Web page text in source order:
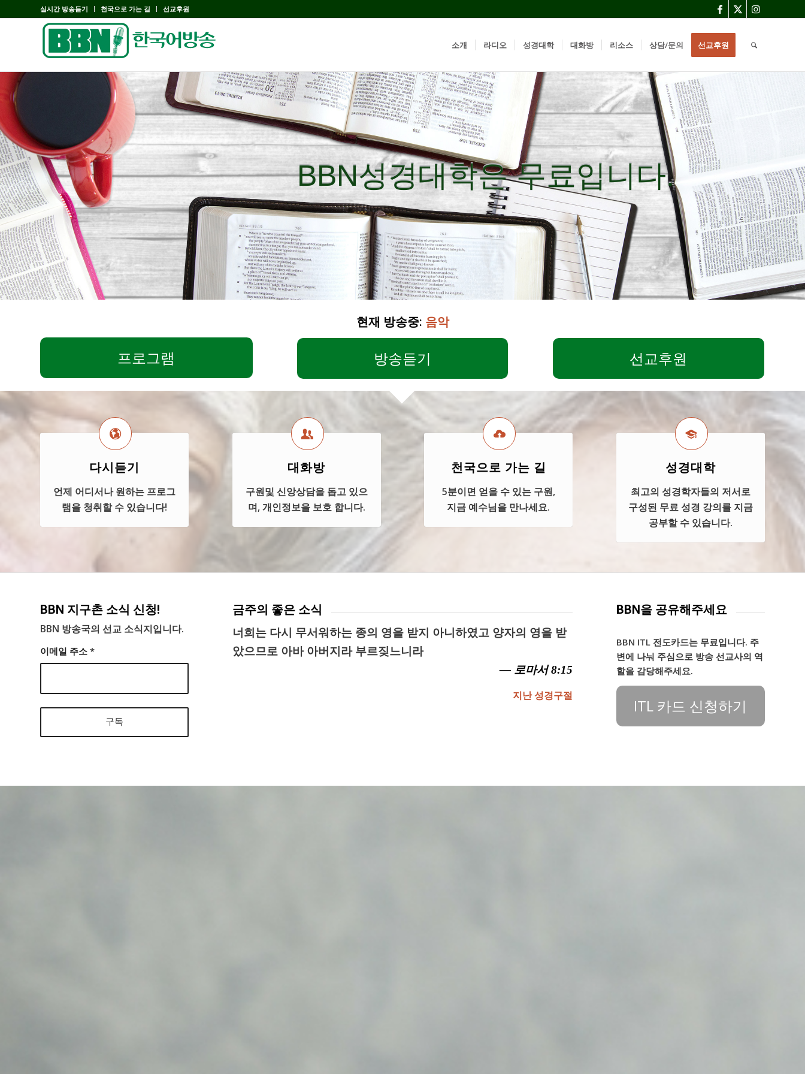
실시간 방송듣기 천국으로 가는 길 선교후원
소개 라디오 성경대학 대화방 리소스 상담/문의 선교후원
BBN성경대학은 무료입니다.
BBN성경대학은 무료입니다.
현재 방송중: 음악
프로그램 방송듣기 선교후원
다시듣기
언제 어디서나 원하는 프로그
램을 청취할 수 있습니다!
대화방
구원및 신앙상담을 돕고 있으
며, 개인정보을 보호 합니다.
천국으로 가는 길
5분이면 얻을 수 있는 구원,
지금 예수님을 만나세요.
성경대학
최고의 성경학자들의 저서로
구성된 무료 성경 강의를 지금
공부할 수 있습니다.
BBN 지구촌 소식 신청!
BBN 방송국의 선교 소식지입니다.
이메일 주소 *
금주의 좋은 소식
너희는 다시 무서워하는 종의 영을 받지 아니하였고 양자의 영을 받
았으므로 아바 아버지라 부르짖느니라
— 로마서 8:15
지난 성경구절
BBN을 공유해주세요
BBN ITL 전도카드는 무료입니다. 주
변에 나눠 주심으로 방송 선교사의 역
할을 감당해주세요.
ITL 카드 신청하기